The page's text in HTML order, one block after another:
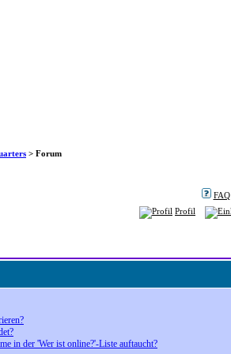
> Forum
FAQ
Profil
in der 'Wer ist online?'-Liste auftaucht?